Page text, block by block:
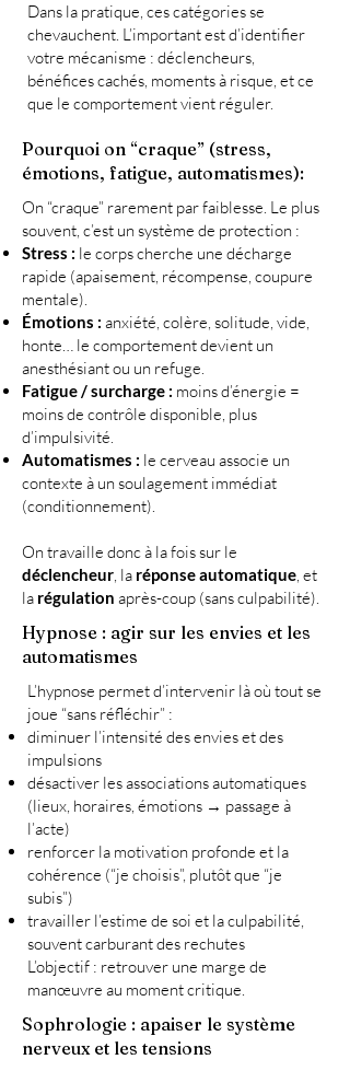
Dans la pratique, ces catégories se
chevauchent. L’important est d’identifier
votre mécanisme : déclencheurs,
bénéfices cachés, moments à risque, et ce
que le comportement vient réguler.
Pourquoi on “craque” (stress,
émotions, fatigue, automatismes):
On “craque” rarement par faiblesse. Le plus
souvent, c’est un système de protection :
Stress : le corps cherche une décharge
rapide (apaisement, récompense, coupure
mentale).
Émotions : anxiété, colère, solitude, vide,
honte… le comportement devient un
anesthésiant ou un refuge.
Fatigue / surcharge : moins d’énergie =
moins de contrôle disponible, plus
d’impulsivité.
Automatismes : le cerveau associe un
contexte à un soulagement immédiat
(conditionnement).
On travaille donc à la fois sur le
déclencheur, la réponse automatique, et
la régulation après-coup (sans culpabilité).
Hypnose : agir sur les envies et les
automatismes
L’hypnose permet d’intervenir là où tout se
joue “sans réfléchir” :
diminuer l’intensité des envies et des
impulsions
désactiver les associations automatiques
(lieux, horaires, émotions → passage à
l’acte)
renforcer la motivation profonde et la
cohérence (“je choisis”, plutôt que “je
subis”)
travailler l’estime de soi et la culpabilité,
souvent carburant des rechutes
L’objectif : retrouver une marge de
manœuvre au moment critique.
Sophrologie : apaiser le système
nerveux et les tensions